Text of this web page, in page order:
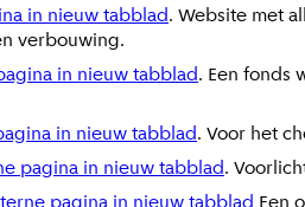
in nieuw tabblad. Website met
verbouwing.
in nieuw tabblad. Een fonds
in nieuw tabblad. Voor het
pagina in nieuw tabblad.
pagina in nieuw tabblad Een